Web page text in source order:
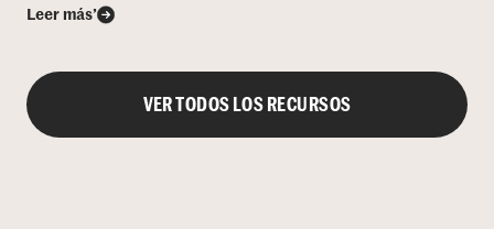
Leer más’
VER TODOS LOS RECURSOS